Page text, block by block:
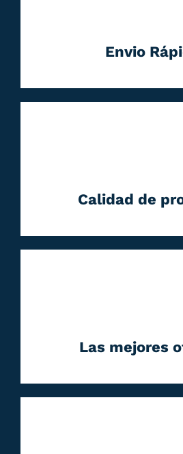
Envio
Calidad de
Las mejores